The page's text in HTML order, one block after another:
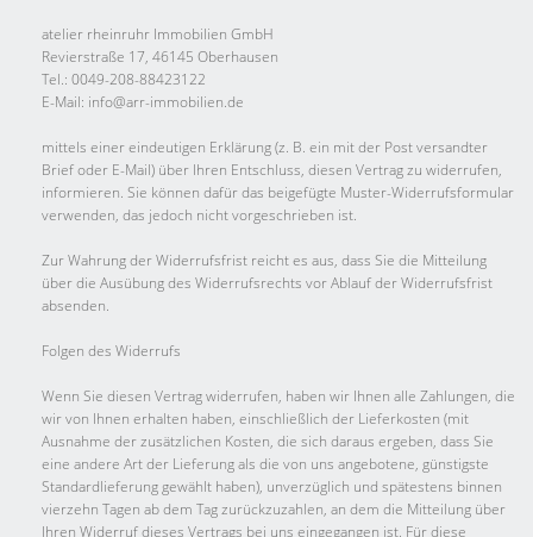
atelier rheinruhr Immobilien GmbH
Revierstraße 17, 46145 Oberhausen
Tel.: 0049-208-88423122
E-Mail: info@arr-immobilien.de
mittels einer eindeutigen Erklärung (z. B. ein mit der Post versandter
Brief oder E-Mail) über Ihren Entschluss, diesen Vertrag zu widerrufen,
informieren. Sie können dafür das beigefügte Muster-Widerrufsformular
verwenden, das jedoch nicht vorgeschrieben ist.
Zur Wahrung der Widerrufsfrist reicht es aus, dass Sie die Mitteilung
über die Ausübung des Widerrufsrechts vor Ablauf der Widerrufsfrist
absenden.
Folgen des Widerrufs
Wenn Sie diesen Vertrag widerrufen, haben wir Ihnen alle Zahlungen, die
wir von Ihnen erhalten haben, einschließlich der Lieferkosten (mit
Ausnahme der zusätzlichen Kosten, die sich daraus ergeben, dass Sie
eine andere Art der Lieferung als die von uns angebotene, günstigste
Standardlieferung gewählt haben), unverzüglich und spätestens binnen
vierzehn Tagen ab dem Tag zurückzuzahlen, an dem die Mitteilung über
Ihren Widerruf dieses Vertrags bei uns eingegangen ist. Für diese